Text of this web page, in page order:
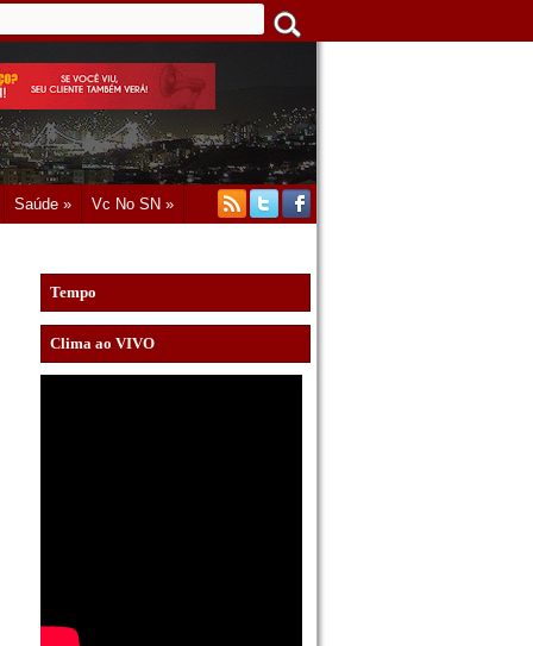
Saúde » Vc No SN »
Tempo
Clima ao VIVO